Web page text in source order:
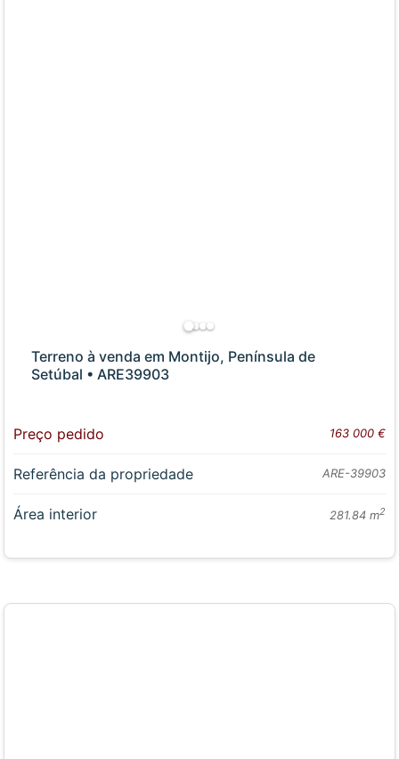
Terreno à venda em Montijo, Península de
Setúbal • ARE39903
Preço pedido 163 000 €
Referência da propriedade ARE-39903
Área interior 281.84 m2